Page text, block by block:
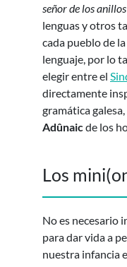
señor de los anillos
lenguas y otros
cada pueblo de
lenguaje, por lo
elegir entre el
directamente
gramática galesa,
Adûnaicde los
Los
No es necesario
para dar vida a
nuestra infancia